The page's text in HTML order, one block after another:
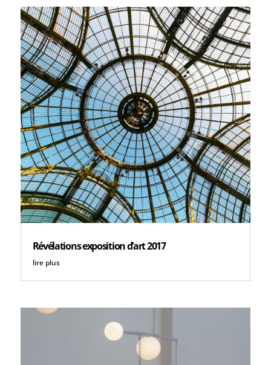
Révélations exposition d’art 2017
lire plus